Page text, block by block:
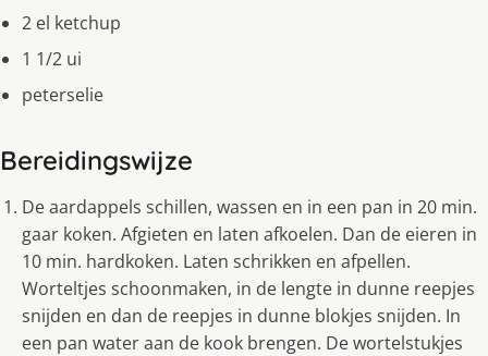
2 el ketchup
1 1/2 ui
peterselie
Bereidingswijze
De aardappels schillen, wassen en in een pan in 20 min.
gaar koken. Afgieten en laten afkoelen. Dan de eieren in
10 min. hardkoken. Laten schrikken en afpellen.
Worteltjes schoonmaken, in de lengte in dunne reepjes
snijden en dan de reepjes in dunne blokjes snijden. In
een pan water aan de kook brengen. De wortelstukjes